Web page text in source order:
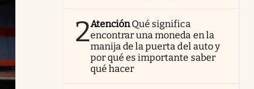
2AtenciónQué significa
encontrar una moneda en la
manija de la puerta del auto y
por qué es importante saber
qué hacer